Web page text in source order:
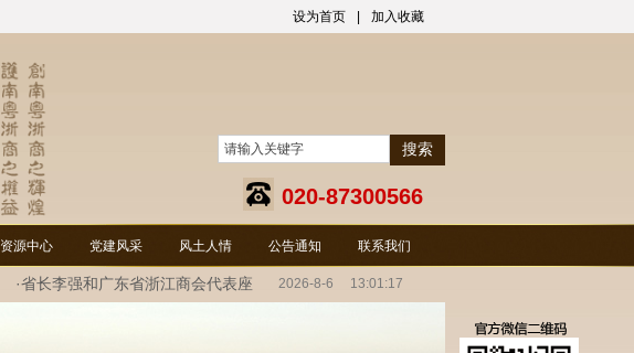
设为首页 加入收藏
搜索
020-87300566
资源中心 党建风采 风土人情 公告通知 联系我们
·省长李强和广东省浙江商会代表座
谈
2026-8-6 13:01:18